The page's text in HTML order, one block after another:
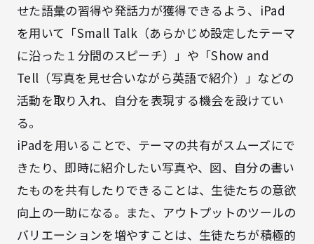
せた語彙の習得や発話力が獲得できるよう、iPad
を用いて「Small Talk（あらかじめ設定したテーマ
に沿った１分間のスピーチ）」や「Show and
Tell（写真を見せ合いながら英語で紹介）」などの
活動を取り入れ、自分を表現する機会を設けてい
る。
iPadを用いることで、テーマの共有がスムーズにで
きたり、即時に紹介したい写真や、図、自分の書い
たものを共有したりできることは、生徒たちの意欲
向上の一助になる。また、アウトプットのツールの
バリエーションを増やすことは、生徒たちが積極的